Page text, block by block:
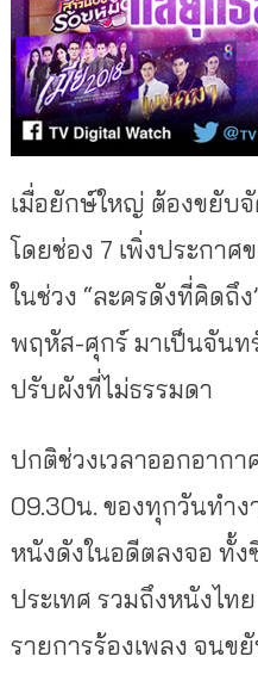
เมื่อยักษ์ใหญ่ ต้องขยับ
โดยช่อง 7 เพิ่งประกาศ
ในช่วง “ละครดังที่คิดถึ
พฤหัส-ศุกร์ มาเป็นจันท
ปรับผังที่ไม่ธรรมดา
ปกติช่วงเวลาออกอากา
09.30น. ของทุกวันทำง
หนังดังในอดีตลงจอ ทั้ง
ประเทศ รวมถึงหนังไท
รายการร้องเพลง จนข